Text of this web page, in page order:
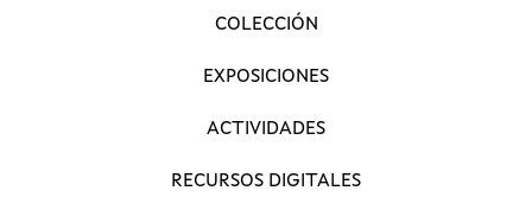
COLECCIÓN
EXPOSICIONES
ACTIVIDADES
RECURSOS DIGITALES